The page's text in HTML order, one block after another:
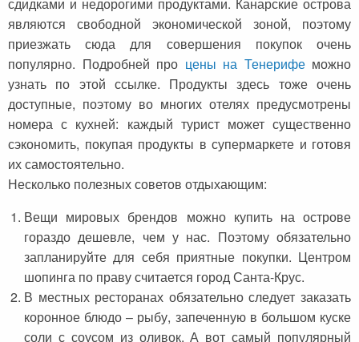
являются свободной экономической зоной, поэтому
приезжать сюда для совершения покупок очень
популярно. Подробней про цены на Тенерифе можно
узнать по этой ссылке. Продукты здесь тоже очень
доступные, поэтому во многих отелях предусмотрены
номера с кухней: каждый турист может существенно
сэкономить, покупая продукты в супермаркете и готовя
их самостоятельно.
Несколько полезных советов отдыхающим:
Вещи мировых брендов можно купить на острове
гораздо дешевле, чем у нас. Поэтому обязательно
запланируйте для себя приятные покупки. Центром
шопинга по праву считается город Санта-Крус.
В местных ресторанах обязательно следует заказать
коронное блюдо – рыбу, запеченную в большом куске
соли с соусом из оливок. А вот самый популярный